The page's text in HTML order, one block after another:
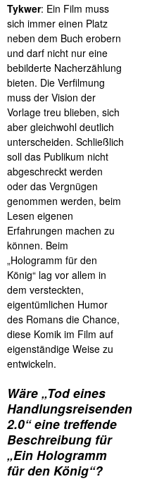
Tykwer: Ein Film muss
sich immer einen Platz
neben dem Buch erobern
und darf nicht nur eine
bebilderte Nacherzählung
bieten. Die Verfilmung
muss der Vision der
Vorlage treu blieben, sich
aber gleichwohl deutlich
unterscheiden. Schließlich
soll das Publikum nicht
abgeschreckt werden
oder das Vergnügen
genommen werden, beim
Lesen eigenen
Erfahrungen machen zu
können. Beim
„Hologramm für den
König“ lag vor allem in
dem versteckten,
eigentümlichen Humor
des Romans die Chance,
diese Komik im Film auf
eigenständige Weise zu
entwickeln.
Wäre „Tod eines
Handlungsreisenden
2.0“ eine treffende
Beschreibung für
„Ein Hologramm
für den König“?